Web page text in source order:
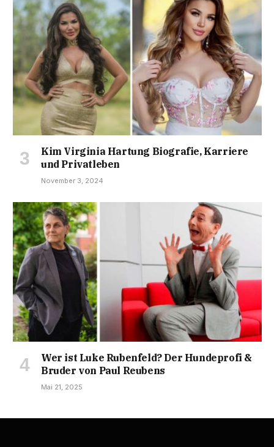
Kim Virginia Hartung Biografie, Karriere
und Privatleben
November 3, 2024
Wer ist Luke Rubenfeld? Der Hundeprofi &
Bruder von Paul Reubens
Mai 21, 2025